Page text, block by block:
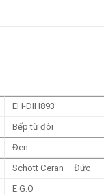
EH-DIH893
Bếp từ đôi
Đen
Schott Ceran – Đức
E.G.O